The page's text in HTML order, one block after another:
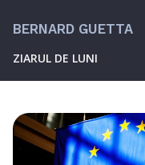
BERNARD GUETTA
ZIARUL DE LUNI